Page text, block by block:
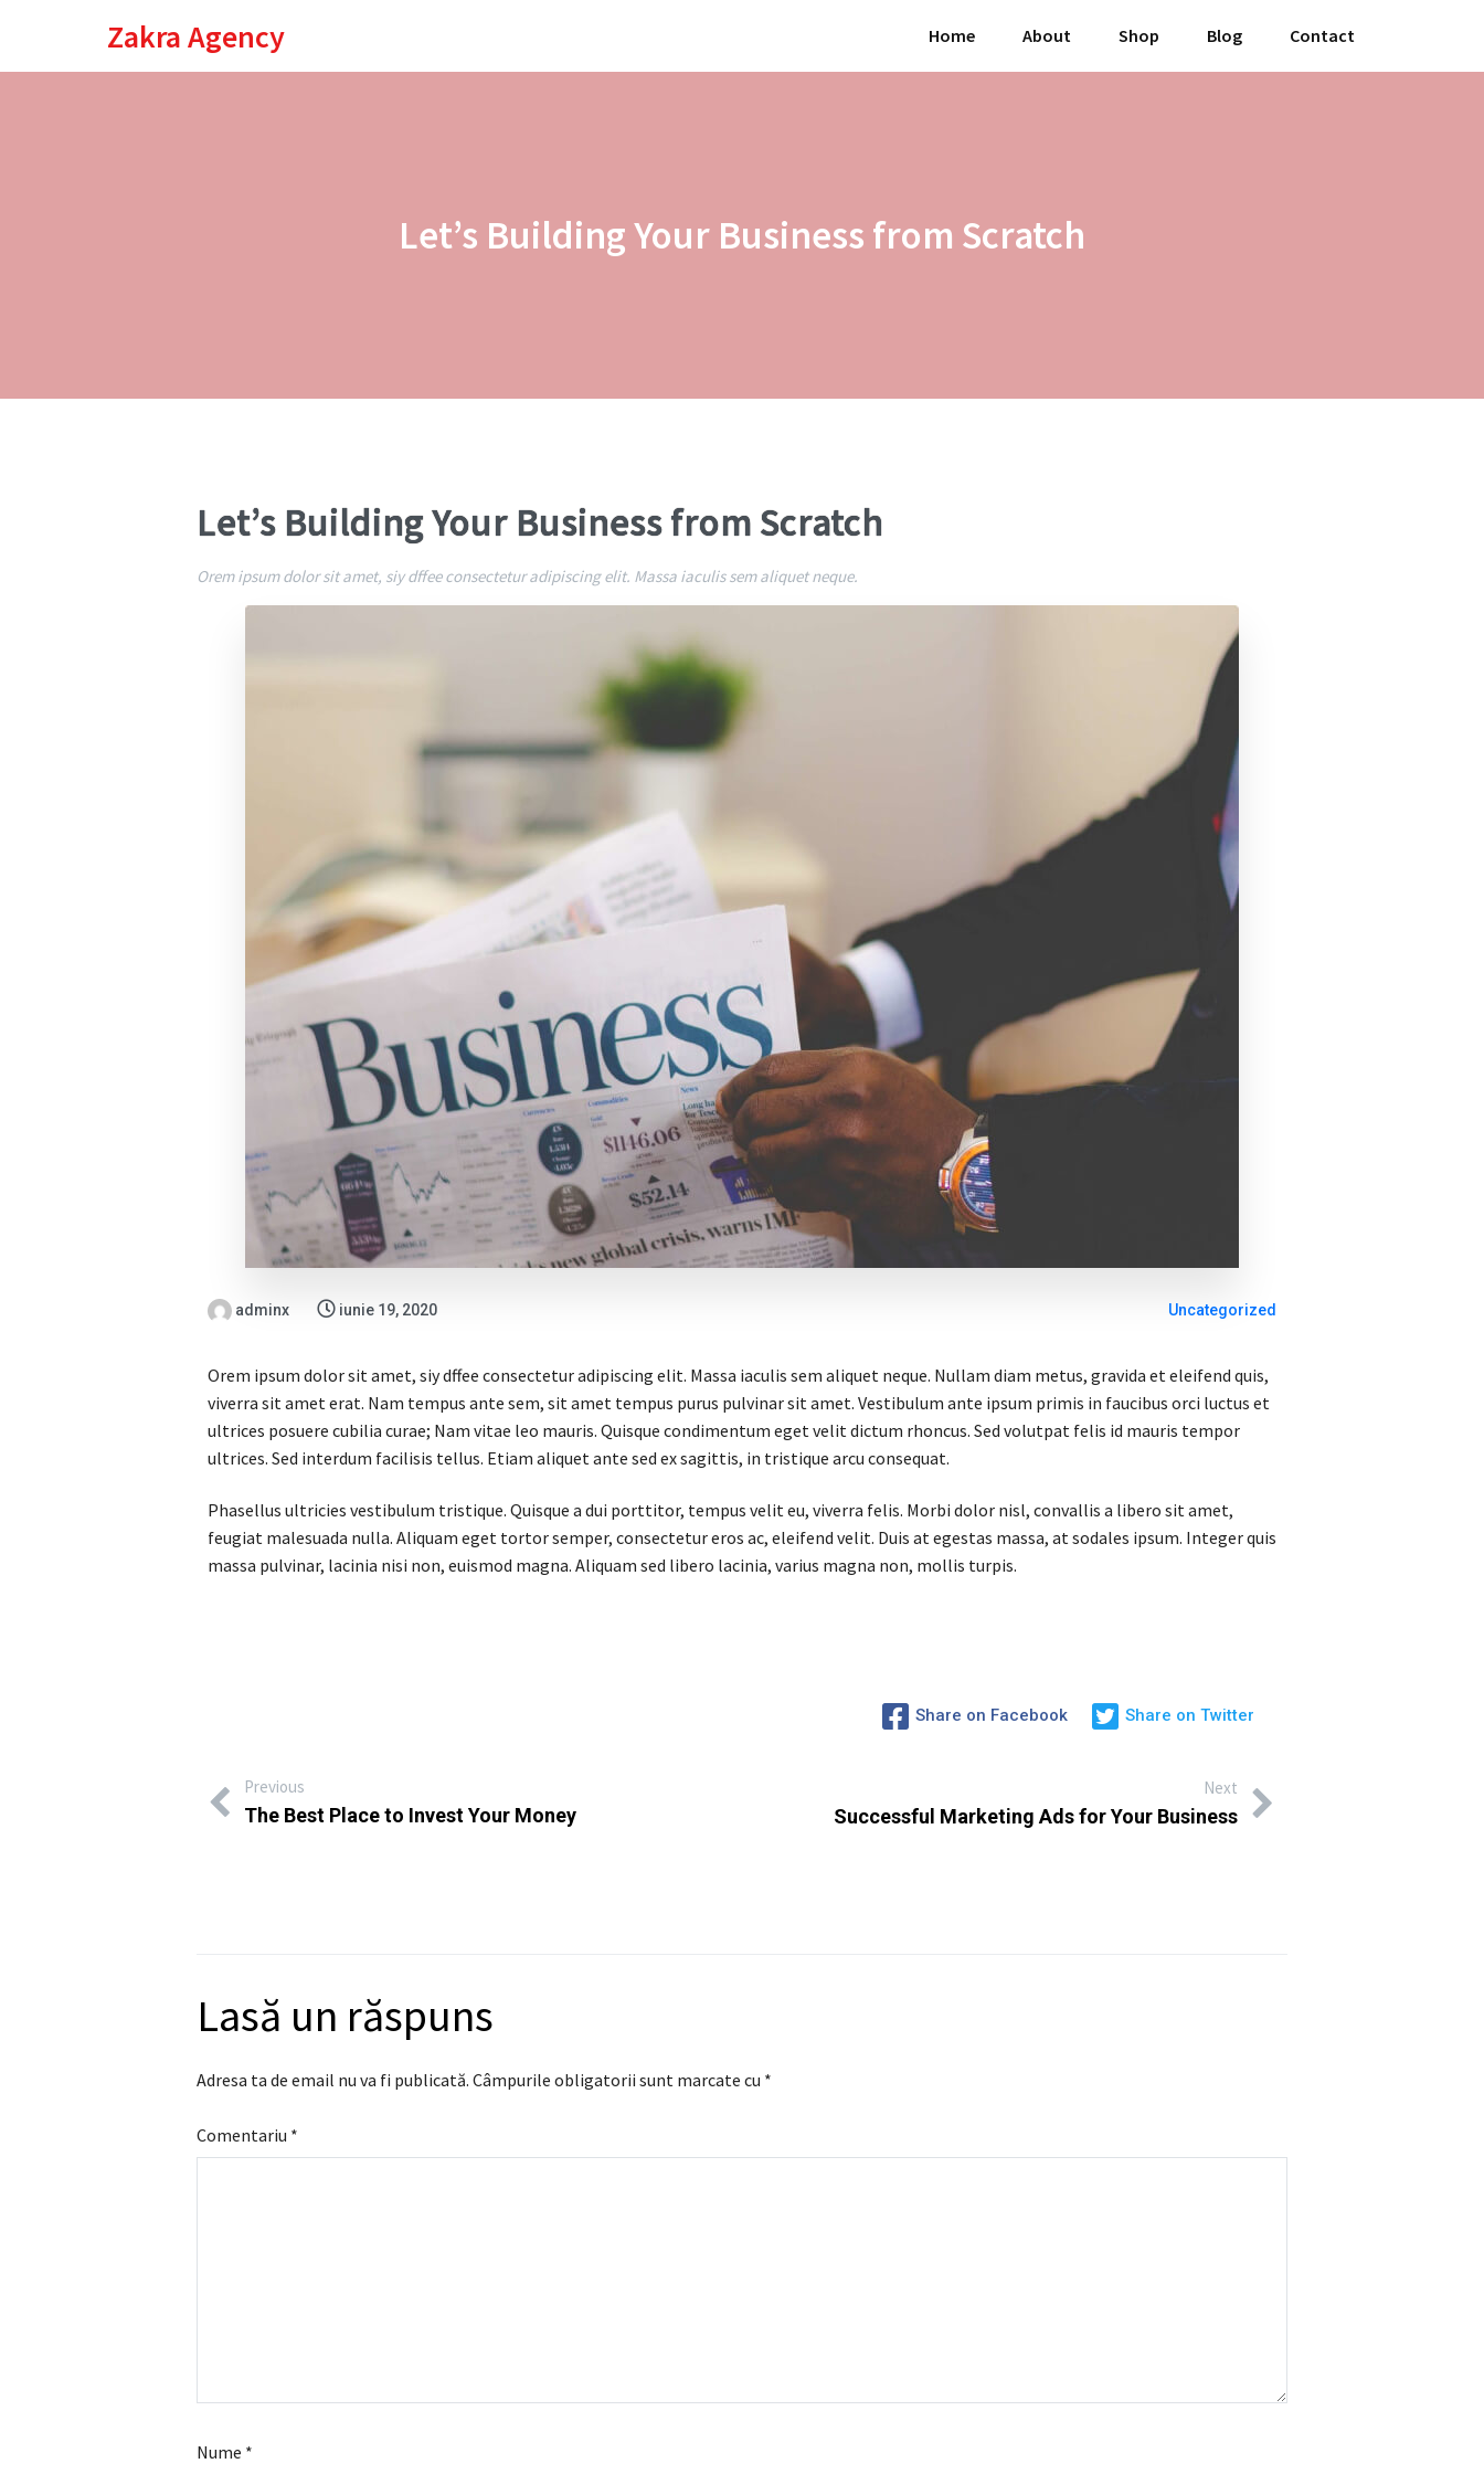
Zakra Agency Home About Shop Blog Contact
Let’s Building Your Business from Scratch
Let’s Building Your Business from Scratch
Orem ipsum dolor sit amet, siy dffee consectetur adipiscing elit. Massa iaculis sem aliquet neque.
adminx iunie 19, 2020 Uncategorized
Orem ipsum dolor sit amet, siy dffee consectetur adipiscing elit. Massa iaculis sem aliquet neque. Nullam diam metus, gravida et eleifend quis,
viverra sit amet erat. Nam tempus ante sem, sit amet tempus purus pulvinar sit amet. Vestibulum ante ipsum primis in faucibus orci luctus et
ultrices posuere cubilia curae; Nam vitae leo mauris. Quisque condimentum eget velit dictum rhoncus. Sed volutpat felis id mauris tempor
ultrices. Sed interdum facilisis tellus. Etiam aliquet ante sed ex sagittis, in tristique arcu consequat.
Phasellus ultricies vestibulum tristique. Quisque a dui porttitor, tempus velit eu, viverra felis. Morbi dolor nisl, convallis a libero sit amet,
feugiat malesuada nulla. Aliquam eget tortor semper, consectetur eros ac, eleifend velit. Duis at egestas massa, at sodales ipsum. Integer quis
massa pulvinar, lacinia nisi non, euismod magna. Aliquam sed libero lacinia, varius magna non, mollis turpis.
Share on Facebook Share on Twitter
Previous
The Best Place to Invest Your Money
Next
Successful Marketing Ads for Your Business
Lasă un răspuns
Adresa ta de email nu va fi publicată. Câmpurile obligatorii sunt marcate cu *
Comentariu *
Nume *